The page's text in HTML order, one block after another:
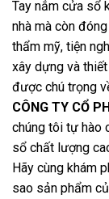
Tay nắm cửa sổ
nhà mà còn
thẩm mỹ, tiện
xây dựng và
được chú trọng
CÔNG TY CỔ
chúng tôi tự hào
sổ chất lượng
Hãy cùng khám
sao sản phẩm